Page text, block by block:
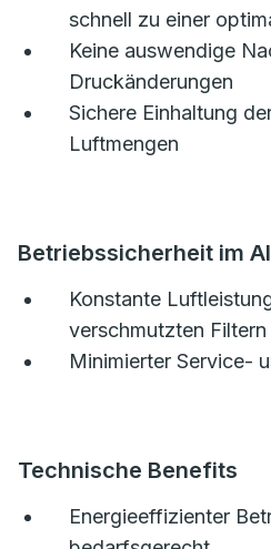
schnell zu einer
Keine auswendige
Druckänderungen
Sichere Einhaltung
Luftmengen
Betriebssicherheit im
Konstante
verschmutzten Filtern
Minimierter Service-
Technische Benefits
Energieeffizienter